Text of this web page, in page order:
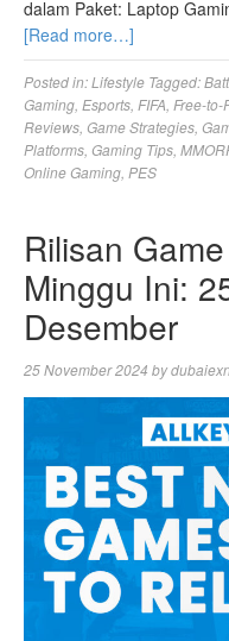
dalam Paket: Laptop
[Read more…]
Posted in:Lifestyle Tagged:
Gaming Esports FIFA Free-to-
Reviews Game Strategies
Platforms Gaming Tips
Online Gaming PES
Rilisan
Minggu Ini:
Desember
25 November 2024 by